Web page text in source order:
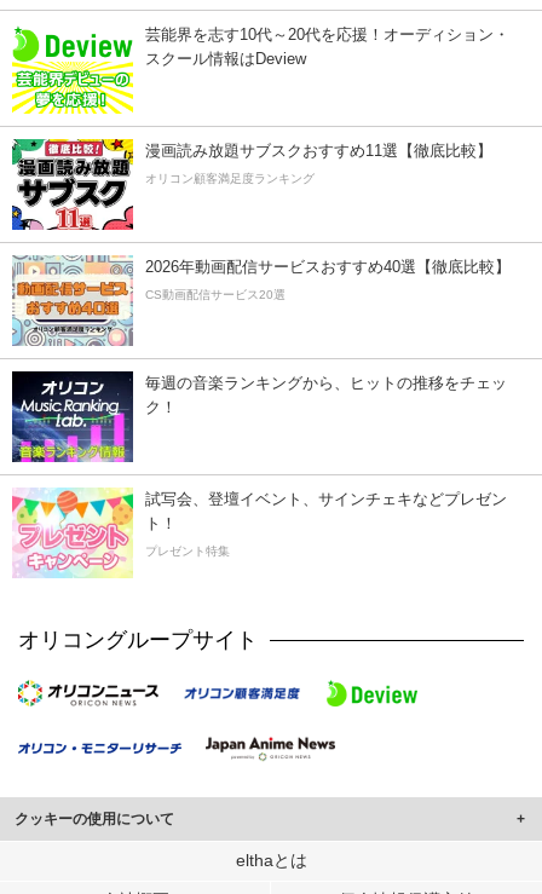
芸能界を志す10代～20代を応援！オーディション・
スクール情報はDeview
漫画読み放題サブスクおすすめ11選【徹底比較】
オリコン顧客満足度ランキング
2026年動画配信サービスおすすめ40選【徹底比較】
CS動画配信サービス20選
毎週の音楽ランキングから、ヒットの推移をチェッ
ク！
試写会、登壇イベント、サインチェキなどプレゼン
ト！
プレゼント特集
オリコングループサイト
クッキーの使用について
このサイトでは Cookie を使用して、ユーザーに合わせたコンテンツや広告の
elthaとは